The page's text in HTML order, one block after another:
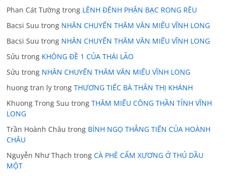
Phan Cát Tường trong LÊNH ĐÊNH PHẬN BẠC RONG RÊU
Bacsi Suu trong NHÂN CHUYẾN THĂM VĂN MIẾU VĨNH LONG
Bacsi Suu trong NHÂN CHUYẾN THĂM VĂN MIẾU VĨNH LONG
Sửu trong KHÔNG ĐỀ 1 CỦA THÁI LÃO
Sửu trong NHÂN CHUYẾN THĂM VĂN MIẾU VĨNH LONG
huong tran ly trongTHƯƠNG TIẾC BÀ THÂN THỊ KHÁNH
Khuong Trong Suu trongTHĂM MIẾU CÔNG THẦN TỈNH VĨNH
LONG
Trần Hoành Châu trong BÍNH NGỌ THẲNG TIẾN CỦA HOÀNH
CHÂU
Nguyễn Như Thạch trongCÀ PHÊ CẨM XƯƠNG Ở THỦ DẦU
MỘT